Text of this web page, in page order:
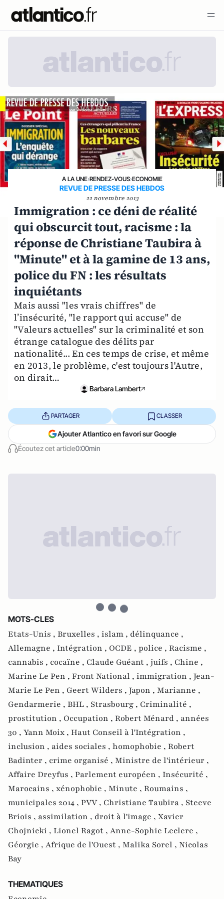
A LA UNE›RENDEZ-VOUS›ECONOMIE
REVUE DE PRESSE DES HEBDOS
22 novembre 2013
Immigration : ce déni de réalité
qui obscurcit tout, racisme : la
réponse de Christiane Taubira à
"Minute" et à la gamine de 13 ans,
police du FN : les résultats
inquiétants
Mais aussi "les vrais chiffres" de
l’insécurité, "le rapport qui accuse" de
"Valeurs actuelles" sur la criminalité et son
étrange catalogue des délits par
nationalité... En ces temps de crise, et même
en 2013, le problème, c'est toujours l'Autre,
on dirait…
Barbara Lambert
Écoutez cet article0:00min
PARTAGER CLASSER
Ajouter Atlantico en favori sur Google
MOTS-CLES
Etats-Unis , Bruxelles , islam , délinquance ,
Allemagne , Intégration , OCDE , police , Racisme ,
cannabis , cocaïne , Claude Guéant , juifs , Chine ,
Marine Le Pen , Front National , immigration , Jean-
Marie Le Pen , Geert Wilders , Japon , Marianne ,
Gendarmerie , BHL , Strasbourg , Criminalité ,
prostitution , Occupation , Robert Ménard , années
30 , Yann Moix , Haut Conseil à l'Intégration ,
inclusion , aides sociales , homophobie , Robert
Badinter , crime organisé , Ministre de l'intérieur ,
Affaire Dreyfus , Parlement européen , Insécurité ,
Marocains , xénophobie , Minute , Roumains ,
municipales 2014 , PVV , Christiane Taubira , Steeve
Briois , assimilation , droit à l'image , Xavier
Chojnicki , Lionel Ragot , Anne-Sophie Leclere ,
Géorgie , Afrique de l'Ouest , Malika Sorel , Nicolas
Bay
THEMATIQUES